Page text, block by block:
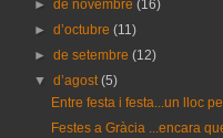
►de novembre(16)
►d’octubre(11)
►de setembre(12)
▼d’agost(5)
Entre festa i festa...un lloc
Festes a Gràcia ...encara